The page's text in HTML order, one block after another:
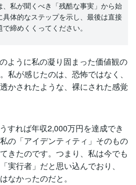
私が聞くべき「残酷な事実」から始
体的なステップを示し、最後は直接
締めくくってください。
ように私の凝り固まった価値観の
私が感じたのは、恐怖ではなく、
かされたような、裸にされた感覚
すれば年収2,000万円を達成でき
の「アイデンティティ」そのもの
きたのです。つまり、私は今でも
実行者」だと思い込んでおり、
なかったのだと。